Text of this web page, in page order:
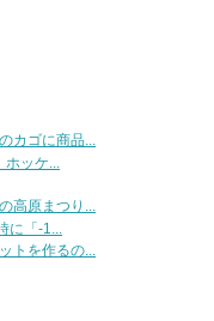
カゴに商品...
ッケ...
高原まつり...
「-1...
トを作るの...